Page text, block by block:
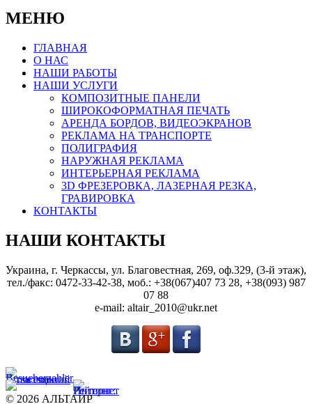
МЕНЮ
ГЛАВНАЯ
О НАС
НАШИ РАБОТЫ
НАШИ УСЛУГИ
КОМПОЗИТНЫЕ ПАНЕЛИ
ШИРОКОФОРМАТНАЯ ПЕЧАТЬ
АРЕНДА БОРДОВ, ВИДЕОЭКРАНОВ
РЕКЛАМА НА ТРАНСПОРТЕ
ПОЛИГРАФИЯ
НАРУЖНАЯ РЕКЛАМА
ИНТЕРЬЕРНАЯ РЕКЛАМА
3D ФРЕЗЕРОВКА, ЛАЗЕРНАЯ РЕЗКА,
ГРАВИРОВКА
КОНТАКТЫ
НАШИ КОНТАКТЫ
Украина, г. Черкассы, ул. Благовестная, 269, оф.329, (3-й этаж),
тел./факс: 0472-33-42-38, моб.: +38(067)407 73 28, +38(093) 987
07 88
e-mail: altair_2010@ukr.net
© 2026 АЛЬТАИР